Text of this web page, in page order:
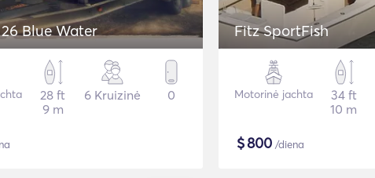
Sea Cat 26 Blue Water
28 ft
9 m
6 Kruizinė 0
Fitz SportFish
Motorinė jachta
34 ft
10 m
$800 /diena